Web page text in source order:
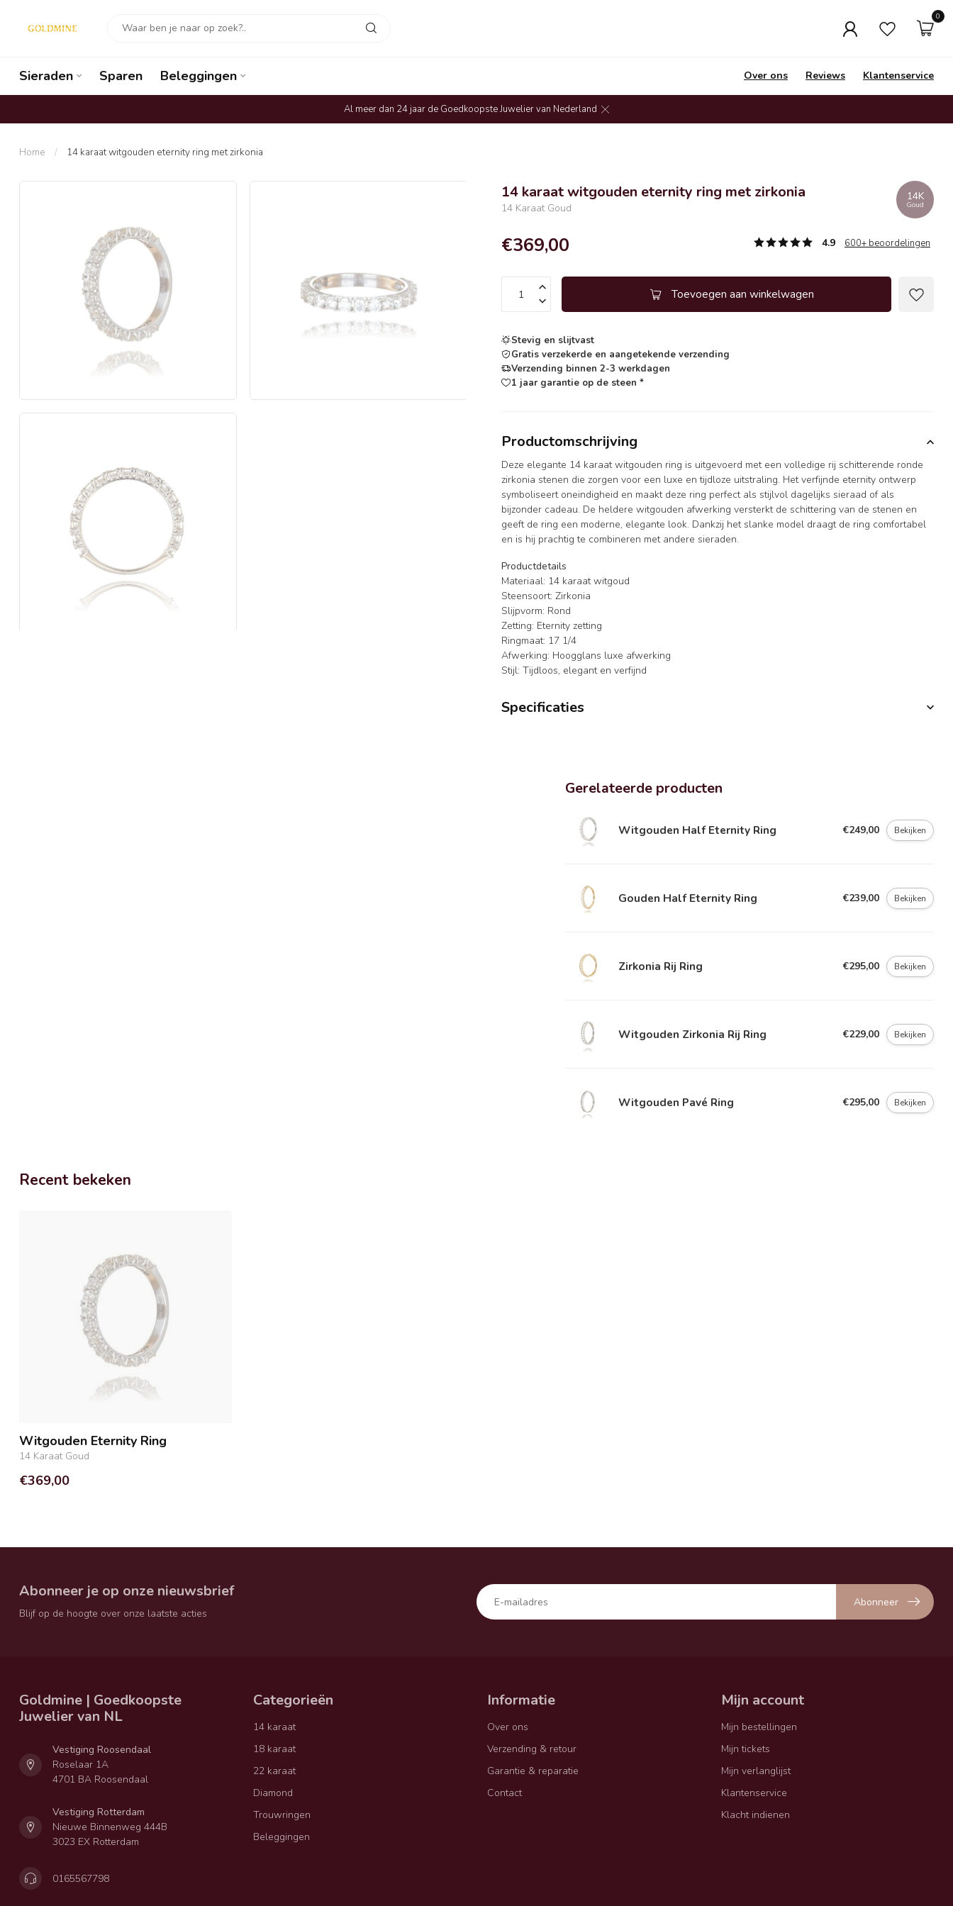
0
Sieraden Sparen Beleggingen Over ons Reviews Klantenservice
Al meer dan 24 jaar de Goedkoopste Juwelier van Nederland
Home / 14 karaat witgouden eternity ring met zirkonia
14 karaat witgouden eternity ring met zirkonia
14 Karaat Goud
14K
Goud
€369,00 4.9 600+ beoordelingen
Toevoegen aan winkelwagen
Stevig en slijtvast
Gratis verzekerde en aangetekende verzending
Verzending binnen 2-3 werkdagen
1 jaar garantie op de steen *
Productomschrijving
Deze elegante 14 karaat witgouden ring is uitgevoerd met een volledige rij schitterende ronde
zirkonia stenen die zorgen voor een luxe en tijdloze uitstraling. Het verfijnde eternity ontwerp
symboliseert oneindigheid en maakt deze ring perfect als stijlvol dagelijks sieraad of als
bijzonder cadeau. De heldere witgouden afwerking versterkt de schittering van de stenen en
geeft de ring een moderne, elegante look. Dankzij het slanke model draagt de ring comfortabel
en is hij prachtig te combineren met andere sieraden.
Productdetails
Materiaal: 14 karaat witgoud
Steensoort: Zirkonia
Slijpvorm: Rond
Zetting: Eternity zetting
Ringmaat: 17 1/4
Afwerking: Hoogglans luxe afwerking
Stijl: Tijdloos, elegant en verfijnd
Specificaties
Gerelateerde producten
Witgouden Half Eternity Ring €249,00 Bekijken
Gouden Half Eternity Ring €239,00 Bekijken
Zirkonia Rij Ring €295,00 Bekijken
Witgouden Zirkonia Rij Ring €229,00 Bekijken
Witgouden Pavé Ring €295,00 Bekijken
Recent bekeken
Witgouden Eternity Ring
14 Karaat Goud
€369,00
Abonneer je op onze nieuwsbrief
Blijf op de hoogte over onze laatste acties
Abonneer
Goldmine | Goedkoopste
Juwelier van NL
Vestiging Roosendaal
Roselaar 1A
4701 BA Roosendaal
Vestiging Rotterdam
Nieuwe Binnenweg 444B
3023 EX Rotterdam
0165567798
Categorieën
14 karaat
18 karaat
22 karaat
Diamond
Trouwringen
Beleggingen
Informatie
Over ons
Verzending & retour
Garantie & reparatie
Contact
Mijn account
Mijn bestellingen
Mijn tickets
Mijn verlanglijst
Klantenservice
Klacht indienen